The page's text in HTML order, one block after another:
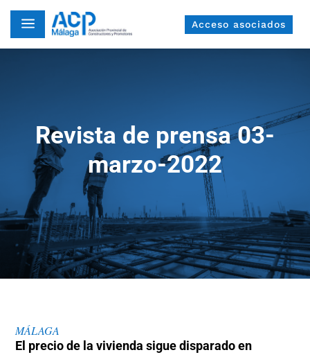
a Acceso asociados
Revista de prensa 03-
marzo-2022
MÁLAGA
El precio de la vivienda sigue disparado en